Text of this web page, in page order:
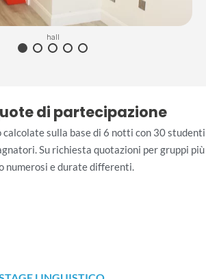
hall
di partecipazione
calcolate sulla base di 6 notti con 30 studenti
Su richiesta quotazioni per gruppi più
numerosi e durate differenti.